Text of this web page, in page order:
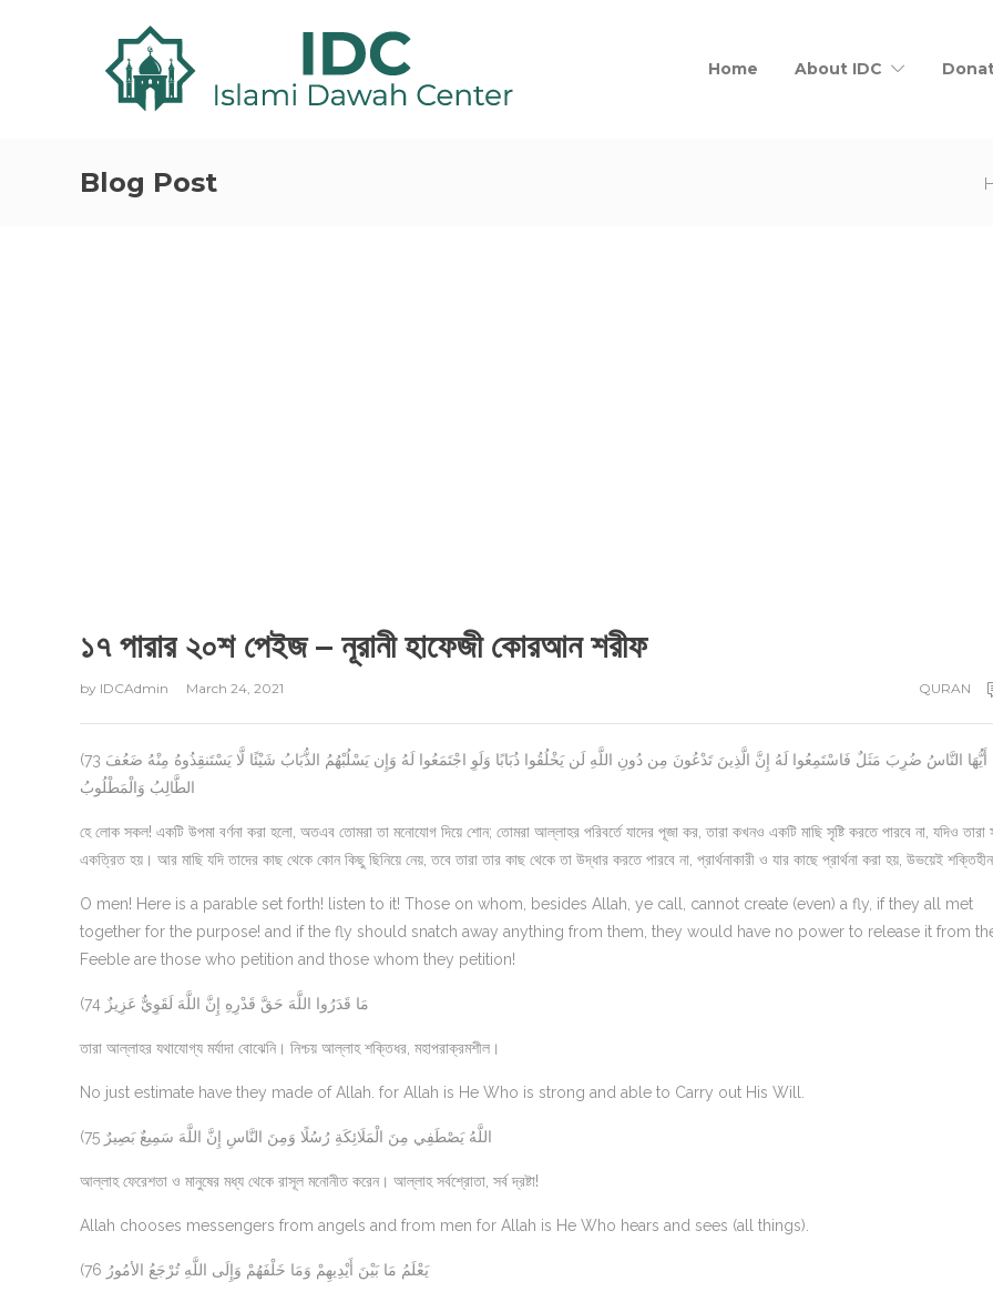
Home About IDC
Blog Post
১৭ পারার ২০শ পেইজ – নূরানী হাফেজী কোরআন শরীফ
by IDCAdmin March 24, 2021 QURAN
(73 يَا أَيُّهَا النَّاسُ ضُرِبَ مَثَلٌ فَاسْتَمِعُوا لَهُ إِنَّ الَّذِينَ تَدْعُونَ مِن دُونِ اللَّهِ لَن يَخْلُقُوا ذُبَابًا وَلَوِ اجْتَمَعُوا لَهُ وَإِن يَسْلُبْهُمُ الذُّبَابُ شَيْئًا لَّا يَسْتَنقِذُوهُ مِنْهُ ضَعُفَ
الطَّالِبُ وَالْمَطْلُوبُ
হে লোক সকল! একটি উপমা বর্ণনা করা হলো, অতএব তোমরা তা মনোযোগ দিয়ে শোন; তোমরা আল্লাহর পরিবর্তে যাদের পূজা কর, তারা কখনও একটি মাছি সৃষ্টি করতে পারবে না, যদিও তারা
একত্রিত হয়। আর মাছি যদি তাদের কাছ থেকে কোন কিছু ছিনিয়ে নেয়, তবে তারা তার কাছ থেকে তা উদ্ধার করতে পারবে না, প্রার্থনাকারী ও যার কাছে প্রার্থনা করা হয়, উভয়েই
O men! Here is a parable set forth! listen to it! Those on whom, besides Allah, ye call, cannot create (even) a fly, if they all met
together for the purpose! and if the fly should snatch away anything from them, they would have no power to release it from
Feeble are those who petition and those whom they petition!
(74 مَا قَدَرُوا اللَّهَ حَقَّ قَدْرِهِ إِنَّ اللَّهَ لَقَوِيٌّ عَزِيزٌ
তারা আল্লাহর যথাযোগ্য মর্যাদা বোঝেনি। নিশ্চয় আল্লাহ শক্তিধর, মহাপরাক্রমশীল।
No just estimate have they made of Allah. for Allah is He Who is strong and able to Carry out His Will.
(75 اللَّهُ يَصْطَفِي مِنَ الْمَلَائِكَةِ رُسُلًا وَمِنَ النَّاسِ إِنَّ اللَّهَ سَمِيعٌ بَصِيرٌ
আল্লাহ ফেরেশতা ও মানুষের মধ্য থেকে রাসূল মনোনীত করেন। আল্লাহ সর্বশ্রোতা, সর্ব দ্রষ্টা!
Allah chooses messengers from angels and from men for Allah is He Who hears and sees (all things).
(76 يَعْلَمُ مَا بَيْنَ أَيْدِيهِمْ وَمَا خَلْفَهُمْ وَإِلَى اللَّهِ تُرْجَعُ الأمُورُ